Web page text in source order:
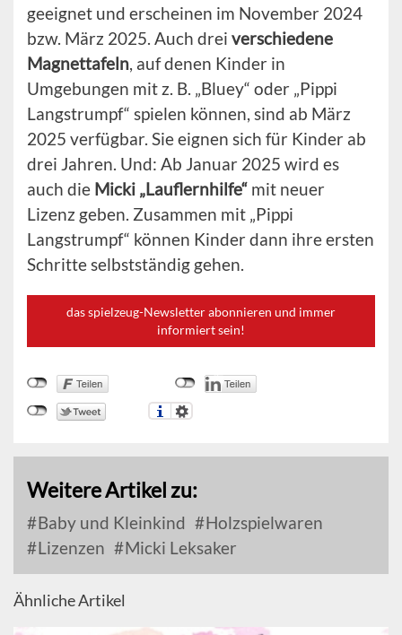
geeignet und erscheinen im November 2024
bzw. März 2025. Auch drei verschiedene
Magnettafeln, auf denen Kinder in
Umgebungen mit z. B. „Bluey“ oder „Pippi
Langstrumpf“ spielen können, sind ab März
2025 verfügbar. Sie eignen sich für Kinder ab
drei Jahren. Und: Ab Januar 2025 wird es
auch die Micki „Lauflernhilfe“ mit neuer
Lizenz geben. Zusammen mit „Pippi
Langstrumpf“ können Kinder dann ihre ersten
Schritte selbstständig gehen.
das spielzeug-Newsletter abonnieren und immer
informiert sein!
Weitere Artikel zu:
Baby und Kleinkind
Holzspielwaren
Lizenzen
Micki Leksaker
Ähnliche Artikel